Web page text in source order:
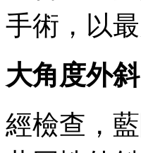
手術，以
大角度外
經檢查，